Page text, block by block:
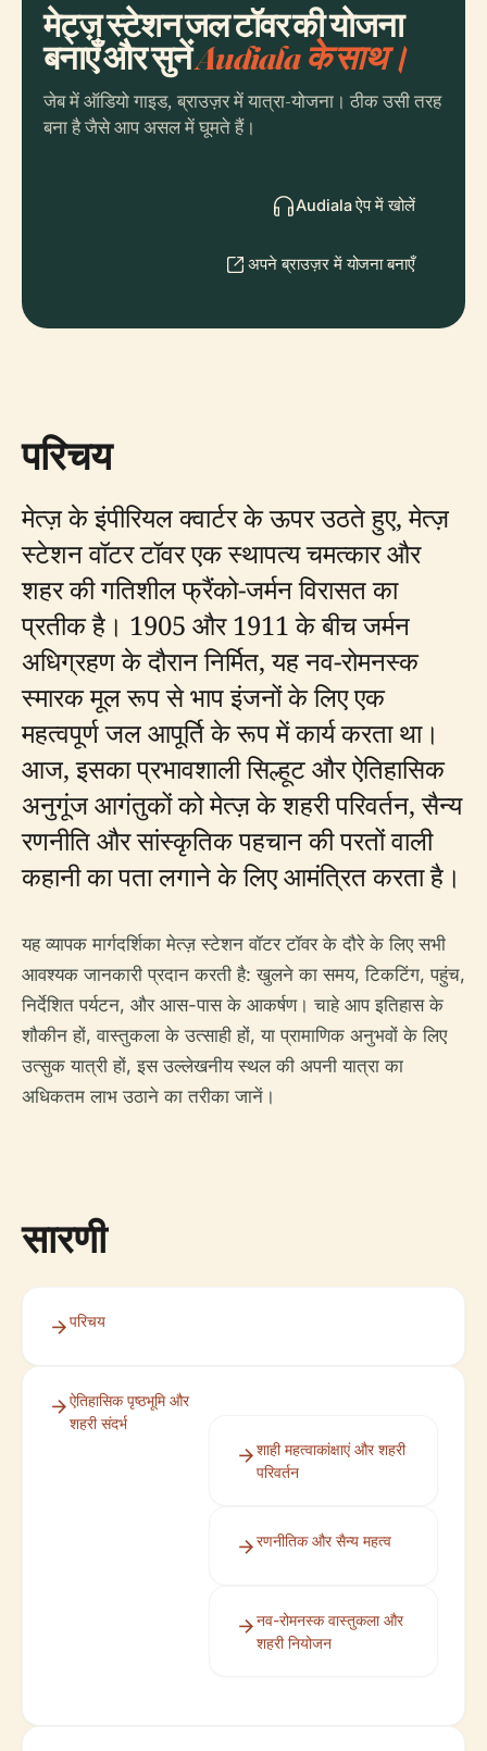
मेट्ज़ स्टेशन जल टॉवर की योजना
बनाएँ और सुनेंAudiala के साथ।
जेब में ऑडियो गाइड, ब्राउज़र में यात्रा-योजना। ठीक उसी तरह
बना है जैसे आप असल में घूमते हैं।
Audiala ऐप में खोलें
अपने ब्राउज़र में योजना बनाएँ
परिचय
मेत्ज़ के इंपीरियल क्वार्टर के ऊपर उठते हुए, मेत्ज़
स्टेशन वॉटर टॉवर एक स्थापत्य चमत्कार और
शहर की गतिशील फ्रैंको-जर्मन विरासत का
प्रतीक है। 1905 और 1911 के बीच जर्मन
अधिग्रहण के दौरान निर्मित, यह नव-रोमनस्क
स्मारक मूल रूप से भाप इंजनों के लिए एक
महत्वपूर्ण जल आपूर्ति के रूप में कार्य करता था।
आज, इसका प्रभावशाली सिल्हूट और ऐतिहासिक
अनुगूंज आगंतुकों को मेत्ज़ के शहरी परिवर्तन, सैन्य
रणनीति और सांस्कृतिक पहचान की परतों वाली
कहानी का पता लगाने के लिए आमंत्रित करता है।
यह व्यापक मार्गदर्शिका मेत्ज़ स्टेशन वॉटर टॉवर के दौरे के लिए सभी
आवश्यक जानकारी प्रदान करती है: खुलने का समय, टिकटिंग, पहुंच,
निर्देशित पर्यटन, और आस-पास के आकर्षण। चाहे आप इतिहास के
शौकीन हों, वास्तुकला के उत्साही हों, या प्रामाणिक अनुभवों के लिए
उत्सुक यात्री हों, इस उल्लेखनीय स्थल की अपनी यात्रा का
अधिकतम लाभ उठाने का तरीका जानें।
सारणी
परिचय
ऐतिहासिक पृष्ठभूमि और
शहरी संदर्भ
शाही महत्वाकांक्षाएं और शहरी
परिवर्तन
रणनीतिक और सैन्य महत्व
नव-रोमनस्क वास्तुकला और
शहरी नियोजन